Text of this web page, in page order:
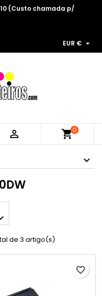
(Custo chamada p/
EUR € 
 shopping_cart0
de 3 artigo(s)
favorite_border
desejos ×
×
((modalDeleteText))
×
Create wishlist
×
products in your